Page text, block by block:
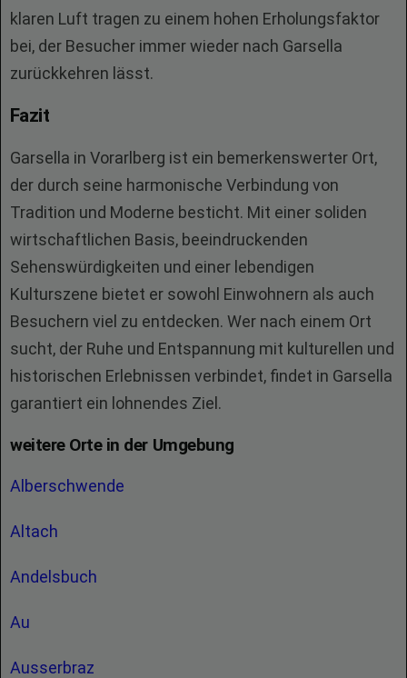
klaren Luft tragen zu einem hohen Erholungsfaktor
bei, der Besucher immer wieder nach Garsella
zurückkehren lässt.
Fazit
Garsella in Vorarlberg ist ein bemerkenswerter Ort,
der durch seine harmonische Verbindung von
Tradition und Moderne besticht. Mit einer soliden
wirtschaftlichen Basis, beeindruckenden
Sehenswürdigkeiten und einer lebendigen
Kulturszene bietet er sowohl Einwohnern als auch
Besuchern viel zu entdecken. Wer nach einem Ort
sucht, der Ruhe und Entspannung mit kulturellen und
historischen Erlebnissen verbindet, findet in Garsella
garantiert ein lohnendes Ziel.
weitere Orte in der Umgebung
Alberschwende
Altach
Andelsbuch
Au
Ausserbraz